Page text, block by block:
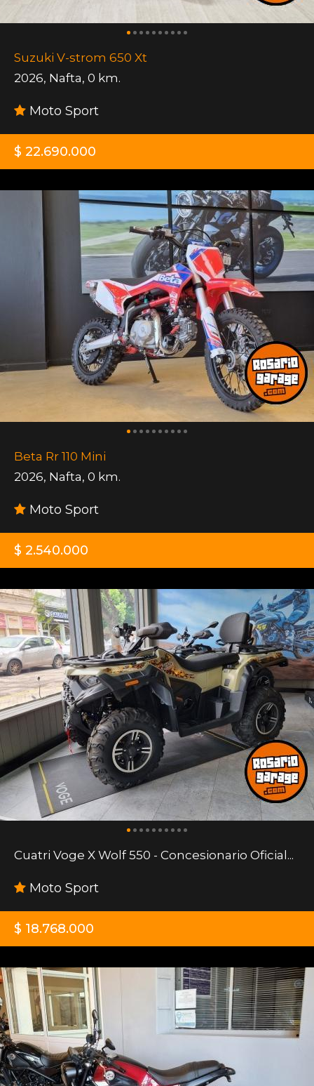
Suzuki V-strom 650 Xt
2026, Nafta, 0 km.
Moto Sport
$ 22.690.000
Beta Rr 110 Mini
2026, Nafta, 0 km.
Moto Sport
$ 2.540.000
Cuatri Voge X Wolf 550 - Concesionario Oficial...
Moto Sport
$ 18.768.000